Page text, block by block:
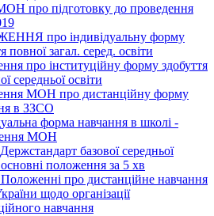
про підготовку до проведення
про індивідуальну форму
повної загал. серед. освіти
про інституційну форму здобуття
середньої освіти
МОН про дистанційну форму
в ЗЗСО
форма навчання в школі -
МОН
базової середньої
основні положення за 5 хв
про дистанційне навчання
щодо організації
навчання